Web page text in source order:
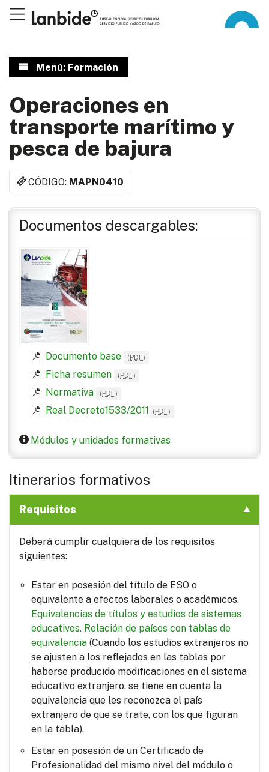
Menú: Formación
Operaciones en
transporte marítimo y
pesca de bajura
CÓDIGO: MAPN0410
Documentos descargables:
Documento base (PDF)
Ficha resumen (PDF)
Normativa (PDF)
Real Decreto1533/2011 (PDF)
Módulos y unidades formativas
Itinerarios formativos
Requisitos
Deberá cumplir cualquiera de los requisitos
siguientes:
Estar en posesión del título de ESO o
equivalente a efectos laborales o académicos.
Equivalencias de títulos y estudios de sistemas
educativos. Relación de países con tablas de
equivalencia (Cuando los estudios extranjeros no
se ajusten a los reflejados en las tablas por
haberse producido modificaciones en el sistema
educativo extranjero, se tiene en cuenta la
equivalencia que les reconozca el país
extranjero de que se trate, con los que figuran
en la tabla).
Estar en posesión de un Certificado de
Profesionalidad del mismo nivel del módulo o